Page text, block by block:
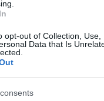
opt-out of Collection,
Data that Is
indulnak
külön-
címéért.
akik
az osztályban az